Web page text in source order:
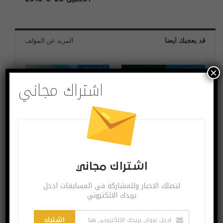
قد يعجبك ايضا المزيد عن المؤلف
تطبيقات وبرامج أخبار شبكات
ما هو مصير انترنت
اكسبلورر؟
اختراعات وتكنولوجيا
اشتراك مجاني
اشتراك مجاني
لتصلك الاخبار وللمشاركة في المسابقات ادخل
بريدك الالكتروني
اشترك
×